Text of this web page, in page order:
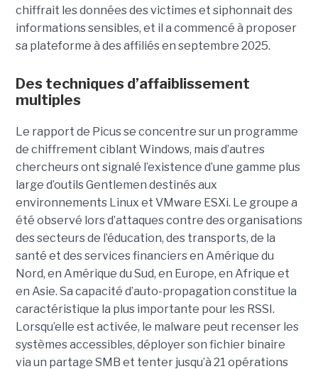
chiffrait les données des victimes et siphonnait des
informations sensibles, et il a commencé à proposer
sa plateforme à des affiliés en septembre 2025.
Des techniques d’affaiblissement
multiples
Le rapport de Picus se concentre sur un programme
de chiffrement ciblant Windows, mais d’autres
chercheurs ont signalé l’existence d’une gamme plus
large d’outils Gentlemen destinés aux
environnements Linux et VMware ESXi. Le groupe a
été observé lors d’attaques contre des organisations
des secteurs de l’éducation, des transports, de la
santé et des services financiers en Amérique du
Nord, en Amérique du Sud, en Europe, en Afrique et
en Asie. Sa capacité d’auto-propagation constitue la
caractéristique la plus importante pour les RSSI.
Lorsqu’elle est activée, le malware peut recenser les
systèmes accessibles, déployer son fichier binaire
via un partage SMB et tenter jusqu’à 21 opérations